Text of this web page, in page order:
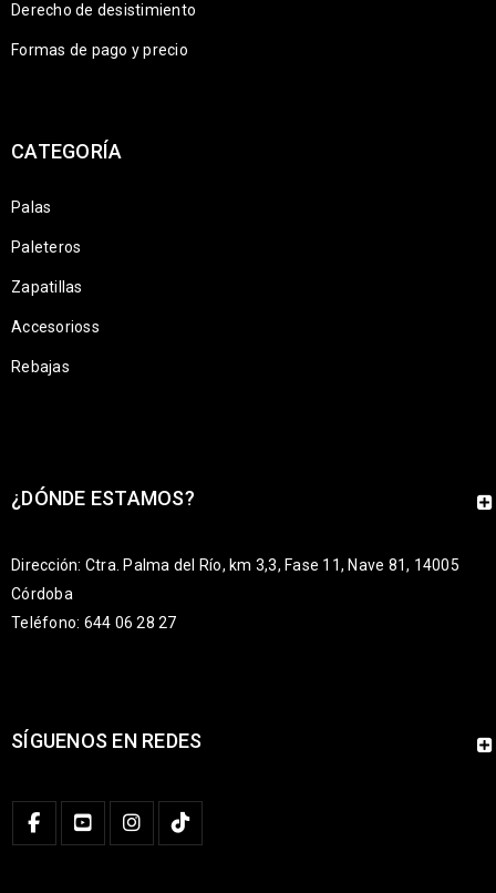
Derecho de desistimiento
Formas de pago y precio
CATEGORÍA
Palas
Paleteros
Zapatillas
Accesorioss
Rebajas
¿DÓNDE ESTAMOS?
Dirección: Ctra. Palma del Río, km 3,3, Fase 11, Nave 81, 14005
Córdoba
Teléfono: 644 06 28 27
SÍGUENOS EN REDES